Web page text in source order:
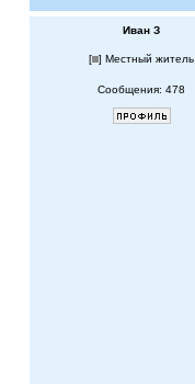
Иван З
[ ] Местный житель
Сообщения: 478